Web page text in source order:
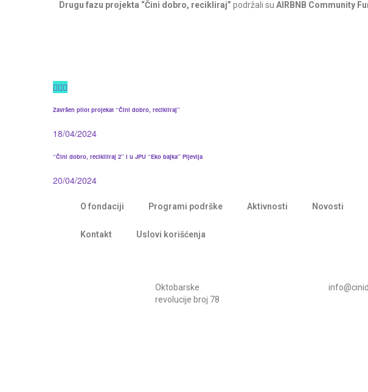
Drugu fazu projekta “Čini dobro, recikliraj” podržali su AIRBNB Community
Završen pilot projekat “Čini dobro, recikliraj”
18/04/2024
“Čini dobro, recikiliraj 2” i u JPU “Eko bajka” Pljevlja
20/04/2024
O fondaciji Programi podrške Aktivnosti Novosti
Kontakt Uslovi korišćenja
Oktobarske
revolucije broj 78